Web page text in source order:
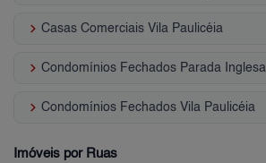
keyboard_arrow_right Casas Comerciais Vila Paulicéia
keyboard_arrow_right Condomínios Fechados Parada Inglesa
keyboard_arrow_right Condomínios Fechados Vila Paulicéia
Imóveis por Ruas